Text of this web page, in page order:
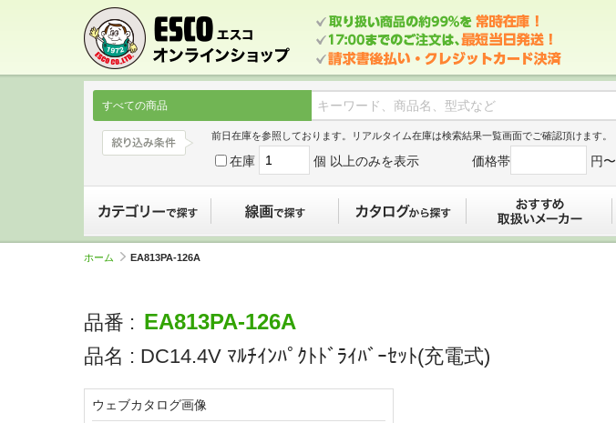
すべての商品
前日在庫を参照しております。リアルタイム在庫は検索結果一覧画面でご確認頂けます。
在庫 個 以上のみを表示 価格帯 円〜
ホーム EA813PA-126A
品番 : EA813PA-126A
品名 : DC14.4V ﾏﾙﾁｲﾝﾊﾟｸﾄﾄﾞﾗｲﾊﾞｰｾｯﾄ(充電式)
ウェブカタログ画像